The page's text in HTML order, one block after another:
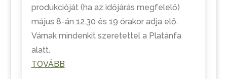
produkcióját (ha az időjárás megfelelő)
május 8-án 12.30 és 19 órakor adja elő.
Várnak mindenkit szeretettel a Platánfa
alatt.
TOVÁBB